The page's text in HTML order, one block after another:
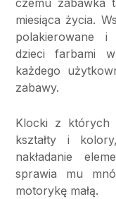
czemu zabawka
miesiąca życia.
polakierowane i
dzieci farbami
każdego
zabawy.
Klocki z których
kształty i
nakładanie
sprawia mu
motorykę małą.